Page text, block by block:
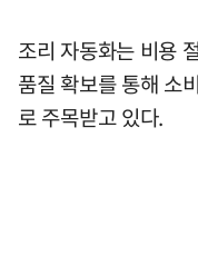
조리 자동화는 비용
품질 확보를 통해 소
로 주목받고 있다.